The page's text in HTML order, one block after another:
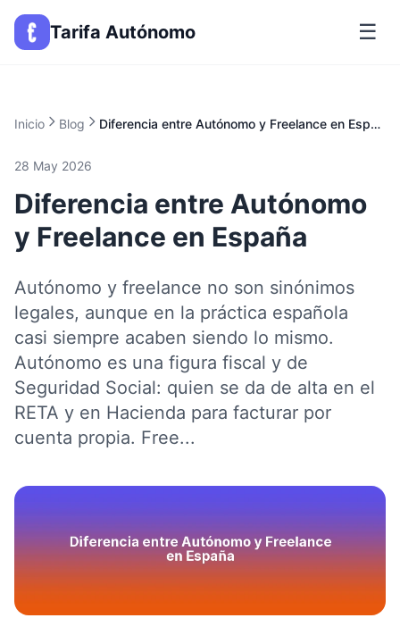
Tarifa Autónomo ☰
Inicio Blog Diferencia entre Autónomo y Freelance en España
28 May 2026
Diferencia entre Autónomo
y Freelance en España
Autónomo y freelance no son sinónimos
legales, aunque en la práctica española
casi siempre acaben siendo lo mismo.
Autónomo es una figura fiscal y de
Seguridad Social: quien se da de alta en el
RETA y en Hacienda para facturar por
cuenta propia. Free...